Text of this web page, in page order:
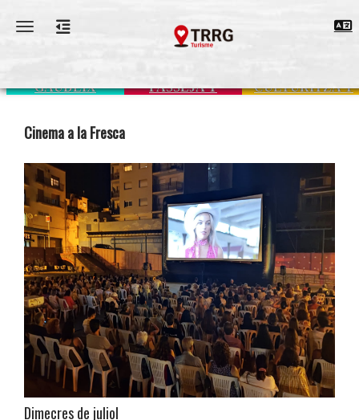
Toggle navigation
GAUDEIX PASSEJA'T CULTURITZA'T
Cinema a la Fresca
Dimecres de juliol